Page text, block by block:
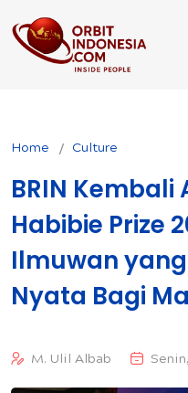
Home Culture
BRIN Kembali
Habibie Prize
Ilmuwan
Nyata Bagi
M. Ulil Albab